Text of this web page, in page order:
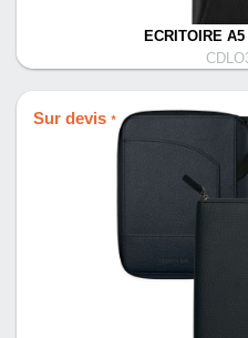
ECRITOIRE
Sur devis *